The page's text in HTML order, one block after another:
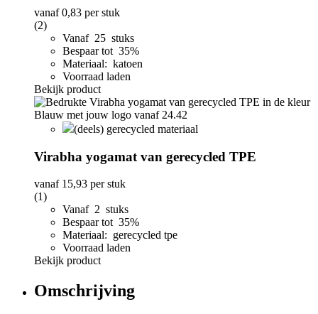
vanaf0,83 per stuk
(2)
Vanaf 25 stuks
Bespaar tot 35%
Materiaal: katoen
Voorraad laden
Bekijk product
(deels) gerecycled materiaal
Virabha yogamat van gerecycled TPE
vanaf 15,93 per stuk
(1)
Vanaf 2 stuks
Bespaar tot 35%
Materiaal: gerecycled tpe
Voorraad laden
Bekijk product
Omschrijving